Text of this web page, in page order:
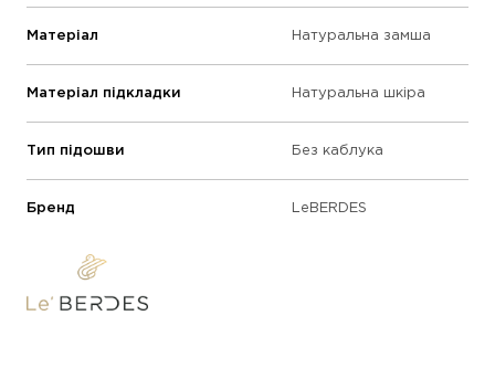
Матеріал Натуральна замша
Матеріал підкладки Натуральна шкіра
Тип підошви Без каблука
Бренд LeBERDES